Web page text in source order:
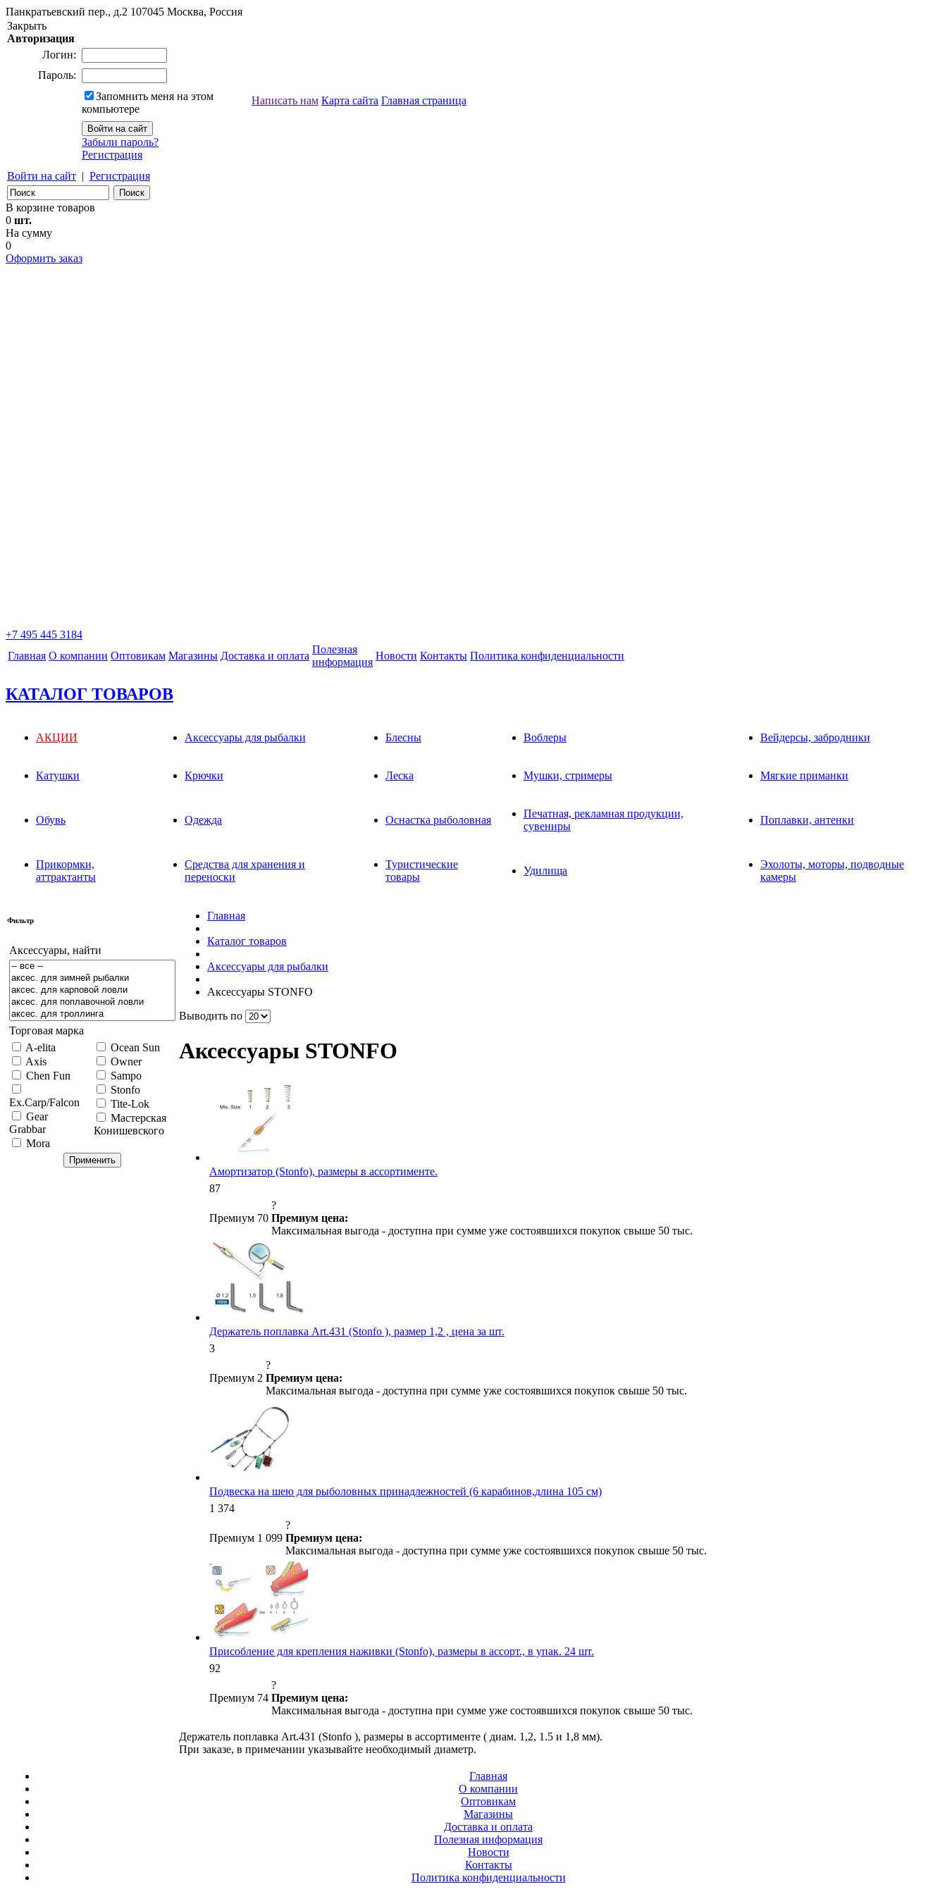
Панкратьевский пер., д.2 107045 Москва, Россия
Закрыть
Авторизация
Логин:
Пароль:
Запомнить меня на этом
компьютере
Забыли пароль?
Регистрация
Войти на сайт | Регистрация
Написать нам Карта сайта Главная страница
В корзине товаров
0 шт.
На сумму
0
Оформить заказ
+7 495 445 3184
Главная О компании Оптовикам Магазины Доставка и оплата
Полезная
информация
Новости Контакты Политика конфиденциальности
КАТАЛОГ ТОВАРОВ
АКЦИИ Аксессуары для рыбалки Блесны Воблеры Вейдерсы, забродники
Катушки Крючки Леска Мушки, стримеры Мягкие приманки
Обувь Одежда Оснастка рыболовная
Печатная, рекламная продукции,
сувениры
Поплавки, антенки
Прикормки,
аттрактанты
Средства для хранения и
переноски
Туристические
товары
Удилища
Эхолоты, моторы, подводные
камеры
Фильтр
Аксессуары, найти
Торговая марка
A-elita
Axis
Chen Fun
Ex.Carp/Falcon
Gear
Grabbar
Mora
Ocean Sun
Owner
Sampo
Stonfo
Tite-Lok
Мастерская
Конишевского
Главная
Каталог товаров
Аксессуары для рыбалки
Аксессуары STONFO
Выводить по
Аксессуары STONFO
Амортизатор (Stonfo), размеры в ассортименте.
87
Премиум 70
?
Премиум цена:
Максимальная выгода - доступна при сумме уже состоявшихся покупок свыше 50 тыс.
Держатель поплавка Art.431 (Stonfo ), размер 1,2 , цена за шт.
3
Премиум 2
?
Премиум цена:
Максимальная выгода - доступна при сумме уже состоявшихся покупок свыше 50 тыс.
Подвеска на шею для рыболовных принадлежностей (6 карабинов,длина 105 см)
1 374
Премиум 1 099
?
Премиум цена:
Максимальная выгода - доступна при сумме уже состоявшихся покупок свыше 50 тыс.
Присобление для крепления наживки (Stonfo), размеры в ассорт., в упак. 24 шт.
92
Премиум 74
?
Премиум цена:
Максимальная выгода - доступна при сумме уже состоявшихся покупок свыше 50 тыс.
Держатель поплавка Art.431 (Stonfo ), размеры в ассортименте ( диам. 1,2, 1.5 и 1,8 мм).
При заказе, в примечании указывайте необходимый диаметр.
Главная
О компании
Оптовикам
Магазины
Доставка и оплата
Полезная информация
Новости
Контакты
Политика конфиденциальности